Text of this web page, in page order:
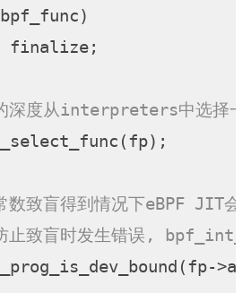
finalize;
深度从interpreters中选择
数致盲得到情况下eBPF JIT
止致盲时发生错误,